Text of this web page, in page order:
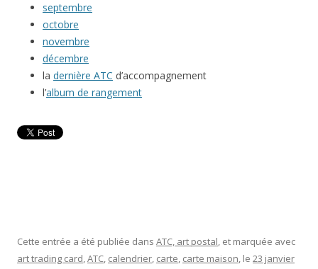
septembre
octobre
novembre
décembre
la dernière ATC d’accompagnement
l’album de rangement
Cette entrée a été publiée dans ATC, art postal, et marquée avec
art trading card,ATC, calendrier, carte, carte maison, le 23 janvier